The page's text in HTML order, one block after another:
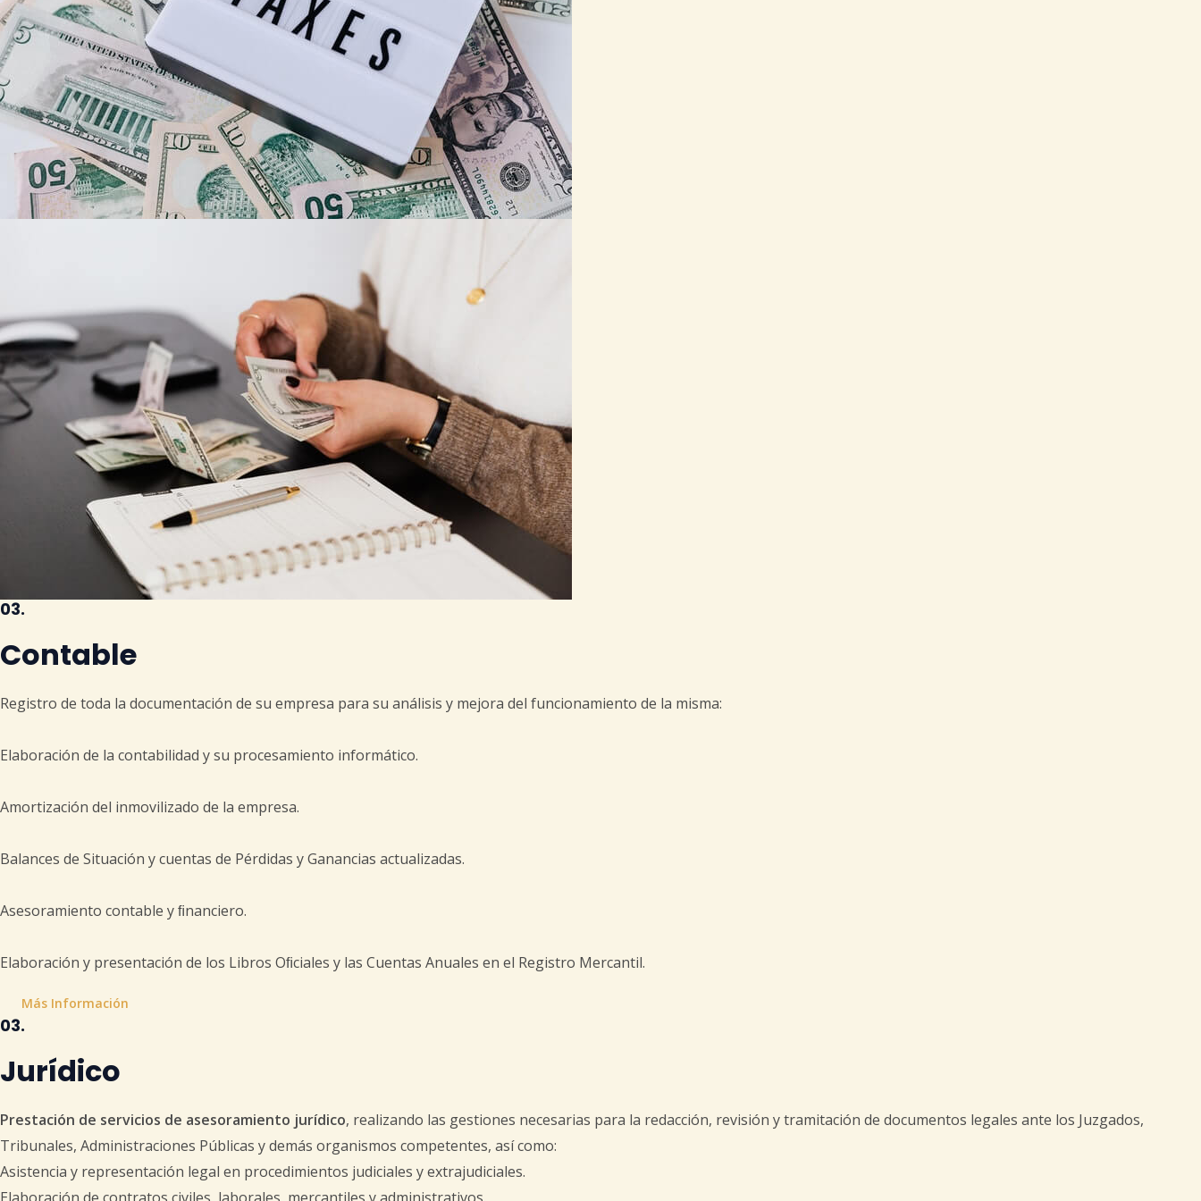
03.
Contable
Registro de toda la documentación de su empresa para su análisis y mejora del funcionamiento de la misma:
Elaboración de la contabilidad y su procesamiento informático.
Amortización del inmovilizado de la empresa.
Balances de Situación y cuentas de Pérdidas y Ganancias actualizadas.
Asesoramiento contable y ﬁnanciero.
Elaboración y presentación de los Libros Oﬁciales y las Cuentas Anuales en el Registro Mercantil.
Más Información
03.
Jurídico
Prestación de servicios de asesoramiento jurídico, realizando las gestiones necesarias para la redacción, revisión y tramitación de documentos legales ante los Juzgados,
Tribunales, Administraciones Públicas y demás organismos competentes, así como:
Asistencia y representación legal en procedimientos judiciales y extrajudiciales.